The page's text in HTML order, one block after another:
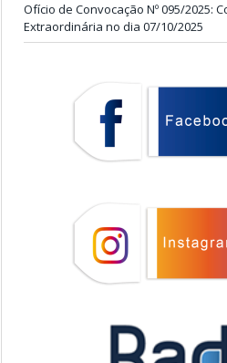
Ofício de Convocação Nº 095/2025:
Extraordinária no dia 07/10/2025